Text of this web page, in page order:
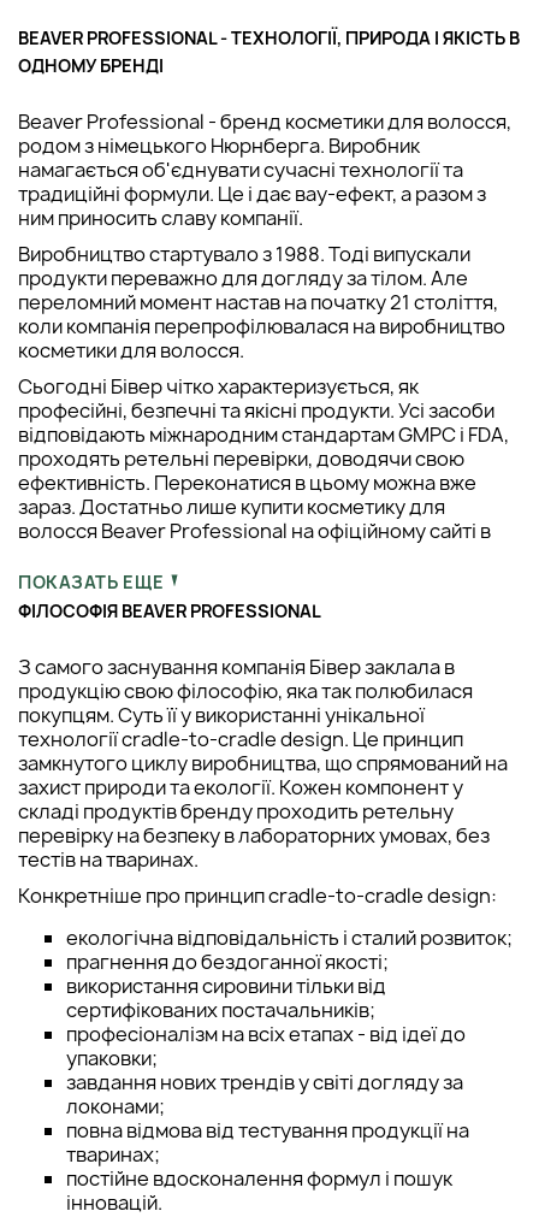
BEAVER PROFESSIONAL - ТЕХНОЛОГІЇ, ПРИРОДА І ЯКІСТЬ В
ОДНОМУ БРЕНДІ
Beaver Professional - бренд косметики для волосся,
родом з німецького Нюрнберга. Виробник
намагається об'єднувати сучасні технології та
традиційні формули. Це і дає вау-ефект, а разом з
ним приносить славу компанії.
Виробництво стартувало з 1988. Тоді випускали
продукти переважно для догляду за тілом. Але
переломний момент настав на початку 21 століття,
коли компанія перепрофілювалася на виробництво
косметики для волосся.
Сьогодні Бівер чітко характеризується, як
професійні, безпечні та якісні продукти. Усі засоби
відповідають міжнародним стандартам GMPC і FDA,
проходять ретельні перевірки, доводячи свою
ефективність. Переконатися в цьому можна вже
зараз. Достатньо лише купити косметику для
волосся Beaver Professional на офіційному сайті в
ФІЛОСОФІЯ BEAVER PROFESSIONAL
З самого заснування компанія Бівер заклала в
продукцію свою філософію, яка так полюбилася
покупцям. Суть її у використанні унікальної
технології cradle-to-cradle design. Це принцип
замкнутого циклу виробництва, що спрямований на
захист природи та екології. Кожен компонент у
складі продуктів бренду проходить ретельну
перевірку на безпеку в лабораторних умовах, без
тестів на тваринах.
Конкретніше про принцип cradle-to-cradle design:
екологічна відповідальність і сталий розвиток;
прагнення до бездоганної якості;
використання сировини тільки від
сертифікованих постачальників;
професіоналізм на всіх етапах - від ідеї до
упаковки;
завдання нових трендів у світі догляду за
локонами;
повна відмова від тестування продукції на
тваринах;
постійне вдосконалення формул і пошук
інновацій.
ПОКАЗАТЬ ЕЩЕ